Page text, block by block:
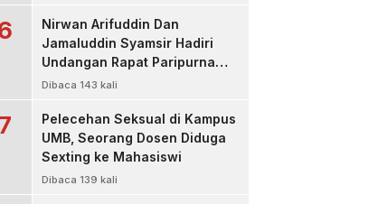
Nirwan Arifuddin Dan
Jamaluddin Syamsir Hadiri
Undangan Rapat Paripurna
DPP Partai Golkar,Persiapan
2024
Dibaca 143 kali
7
Pelecehan Seksual di Kampus
UMB, Seorang Dosen Diduga
Sexting ke Mahasiswi
Dibaca 139 kali